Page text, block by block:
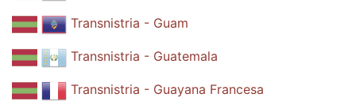
Transnistria - Guam
Transnistria - Guatemala
Transnistria - Guayana Francesa